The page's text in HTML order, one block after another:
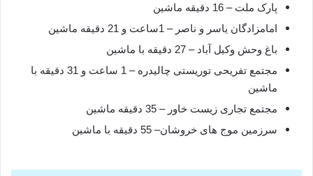
پارک ملت – 16 دقیقه ماشین
امامزادگان یاسر و ناصر – 1ساعت و 21 دقیقه ماشین
باغ وحش وکیل آباد – 27 دقیقه با ماشین
مجتمع تفریحی توریستی چالیدره – 1 ساعت و 31 دقیقه با
ماشین
مجتمع تجاری زیست خاور – 35 دقیقه ماشین
سرزمین موج های خروشان– 55 دقیقه با ماشین